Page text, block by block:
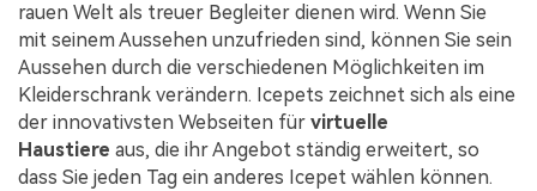
rauen Welt als treuer Begleiter dienen wird. Wenn Sie
mit seinem Aussehen unzufrieden sind, können Sie sein
Aussehen durch die verschiedenen Möglichkeiten im
Kleiderschrank verändern. Icepets zeichnet sich als eine
der innovativsten Webseiten für virtuelle
Haustiere aus, die ihr Angebot ständig erweitert, so
dass Sie jeden Tag ein anderes Icepet wählen können.